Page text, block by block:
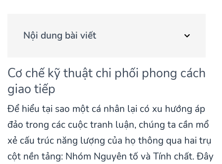
Nội dung bài viết
Cơ chế kỹ thuật chi phối phong cách
giao tiếp
Để hiểu tại sao một cá nhân lại có xu hướng áp
đảo trong các cuộc tranh luận, chúng ta cần mổ
xẻ cấu trúc năng lượng của họ thông qua hai trụ
cột nền tảng: Nhóm Nguyên tố và Tính chất. Đây